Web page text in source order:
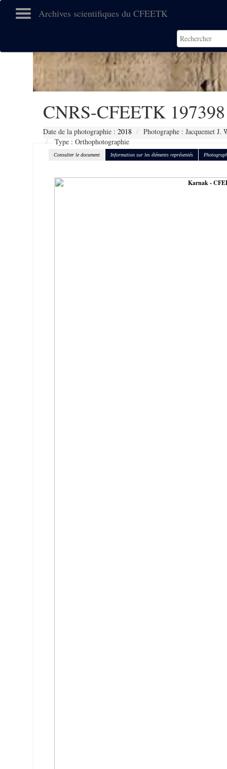
Archives scientifiques du CFEETK
CNRS-CFEETK 197398
Date de la photographie : 2018
Photographe : Jacquemet J.
Type : Orthophotographie
Consulter le document Information sur les éléments représentés